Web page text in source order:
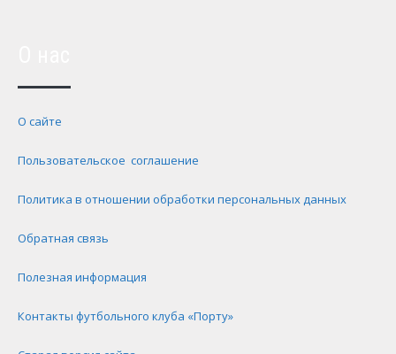
О сайте
Пользовательское соглашение
Политика в отношении обработки персональных данных
Обратная связь
Полезная информация
Контакты футбольного клуба «Порту»